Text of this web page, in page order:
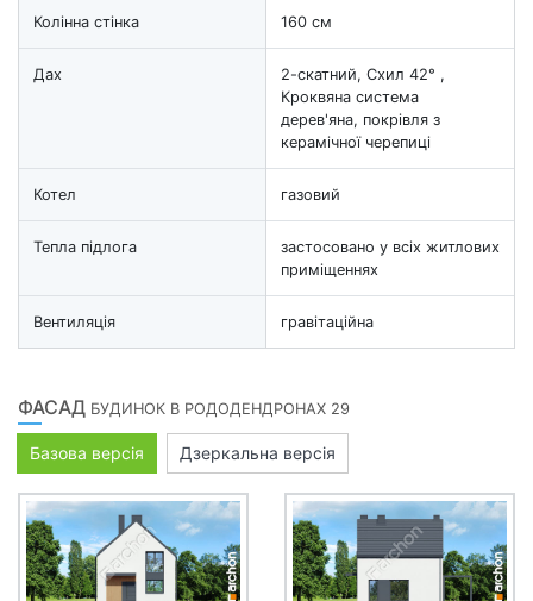
Колінна стінка 160 см
Дах
2-скатний, Схил 42° ,
Кроквяна система
дерев'яна, покрівля з
керамічної черепиці
Котел газовий
Тепла підлога
застосовано у всіх житлових
приміщеннях
Вентиляція гравітаційна
ФАСАД БУДИНОК В РОДОДЕНДРОНАХ 29
Базова версія Дзеркальна версія